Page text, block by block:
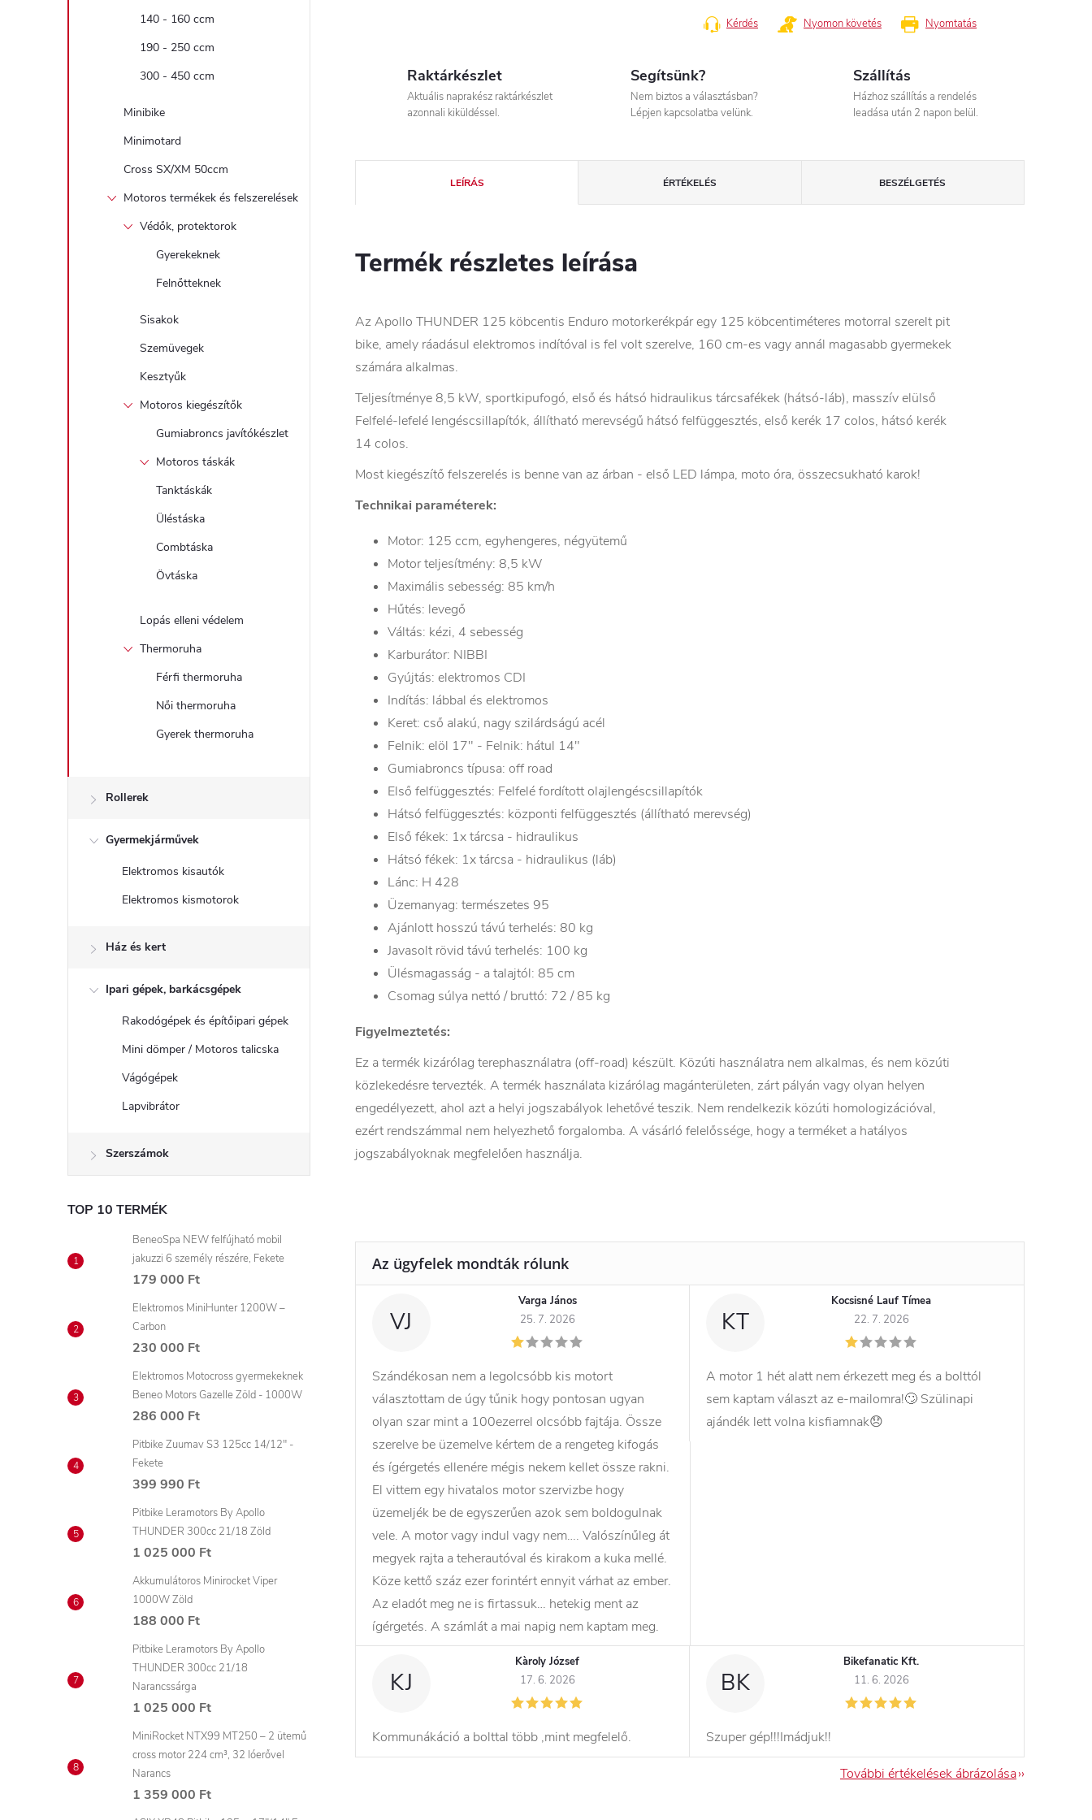
140 - 160 ccm
190 - 250 ccm
300 - 450 ccm
Minibike
Minimotard
Cross SX/XM 50ccm
Motoros termékek és felszerelések
Védők, protektorok
Gyerekeknek
Felnőtteknek
Sisakok
Szemüvegek
Kesztyűk
Motoros kiegészítők
Gumiabroncs javítókészlet
Motoros táskák
Tanktáskák
Üléstáska
Combtáska
Övtáska
Lopás elleni védelem
Thermoruha
Férfi thermoruha
Női thermoruha
Gyerek thermoruha
Rollerek
Gyermekjárművek
Elektromos kisautók
Elektromos kismotorok
Ház és kert
Ipari gépek, barkácsgépek
Rakodógépek és építőipari gépek
Mini dömper / Motoros talicska
Vágógépek
Lapvibrátor
Szerszámok
TOP 10 TERMÉK
BeneoSpa NEW felfújható mobil
jakuzzi 6 személy részére, Fekete
179 000 Ft
Elektromos MiniHunter 1200W –
Carbon
230 000 Ft
Elektromos Motocross gyermekeknek
Beneo Motors Gazelle Zöld - 1000W
286 000 Ft
Pitbike Zuumav S3 125cc 14/12" -
Fekete
399 990 Ft
Pitbike Leramotors By Apollo
THUNDER 300cc 21/18 Zöld
1 025 000 Ft
Akkumulátoros Minirocket Viper
1000W Zöld
188 000 Ft
Pitbike Leramotors By Apollo
THUNDER 300cc 21/18
Narancssárga
1 025 000 Ft
MiniRocket NTX99 MT250 – 2 ütemű
cross motor 224 cm³, 32 lóerővel
Narancs
1 359 000 Ft
Nyomtatás
Kérdés Nyomon követés
Raktárkészlet
Aktuális naprakész raktárkészlet
azonnali kiküldéssel.
Segítsünk?
Nem biztos a választásban?
Lépjen kapcsolatba velünk.
Szállítás
Házhoz szállítás a rendelés
leadása után 2 napon belül.
LEÍRÁS ÉRTÉKELÉS BESZÉLGETÉS
Termék részletes leírása
Az Apollo THUNDER 125 köbcentis Enduro motorkerékpár egy 125 köbcentiméteres motorral szerelt pit
bike, amely ráadásul elektromos indítóval is fel volt szerelve, 160 cm-es vagy annál magasabb gyermekek
számára alkalmas.
Teljesítménye 8,5 kW, sportkipufogó, első és hátsó hidraulikus tárcsafékek (hátsó-láb), masszív elülső
Felfelé-lefelé lengéscsillapítók, állítható merevségű hátsó felfüggesztés, első kerék 17 colos, hátsó kerék
14 colos.
Most kiegészítő felszerelés is benne van az árban - első LED lámpa, moto óra, összecsukható karok!
Technikai paraméterek:
Motor: 125 ccm, egyhengeres, négyütemű
Motor teljesítmény: 8,5 kW
Maximális sebesség: 85 km/h
Hűtés: levegő
Váltás: kézi, 4 sebesség
Karburátor: NIBBI
Gyújtás: elektromos CDI
Indítás: lábbal és elektromos
Keret: cső alakú, nagy szilárdságú acél
Felnik: elöl 17" - Felnik: hátul 14"
Gumiabroncs típusa: off road
Első felfüggesztés: Felfelé fordított olajlengéscsillapítók
Hátsó felfüggesztés: központi felfüggesztés (állítható merevség)
Első fékek: 1x tárcsa - hidraulikus
Hátsó fékek: 1x tárcsa - hidraulikus (láb)
Lánc: H 428
Üzemanyag: természetes 95
Ajánlott hosszú távú terhelés: 80 kg
Javasolt rövid távú terhelés: 100 kg
Ülésmagasság - a talajtól: 85 cm
Csomag súlya nettó / bruttó: 72 / 85 kg
Figyelmeztetés:
Ez a termék kizárólag terephasználatra (off-road) készült. Közúti használatra nem alkalmas, és nem közúti
közlekedésre tervezték. A termék használata kizárólag magánterületen, zárt pályán vagy olyan helyen
engedélyezett, ahol azt a helyi jogszabályok lehetővé teszik. Nem rendelkezik közúti homologizációval,
ezért rendszámmal nem helyezhető forgalomba. A vásárló felelőssége, hogy a terméket a hatályos
jogszabályoknak megfelelően használja.
VJ
Varga János
25. 7. 2026
Szándékosan nem a legolcsóbb kis motort
választottam de úgy tűnik hogy pontosan ugyan
olyan szar mint a 100ezerrel olcsóbb fajtája. Össze
szerelve be üzemelve kértem de a rengeteg kifogás
és ígérgetés ellenére mégis nekem kellet össze rakni.
El vittem egy hivatalos motor szervizbe hogy
üzemeljék be de egyszerűen azok sem boldogulnak
vele. A motor vagy indul vagy nem…. Valószínűleg át
megyek rajta a teherautóval és kirakom a kuka mellé.
Köze kettő száz ezer forintért ennyit várhat az ember.
Az eladót meg ne is firtassuk… hetekig ment az
ígérgetés. A számlát a mai napig nem kaptam meg.
KT
Kocsisné Lauf Tímea
22. 7. 2026
A motor 1 hét alatt nem érkezett meg és a bolttól
sem kaptam választ az e-mailomra!🙄 Szülinapi
ajándék lett volna kisfiamnak😞
KJ
Kàroly József
17. 6. 2026
Kommunákáció a bolttal több ,mint megfelelő.
BK
Bikefanatic Kft.
11. 6. 2026
Szuper gép!!!Imádjuk!!
További értékelések ábrázolása